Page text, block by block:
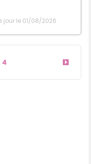
jour le 01/08/2026
4